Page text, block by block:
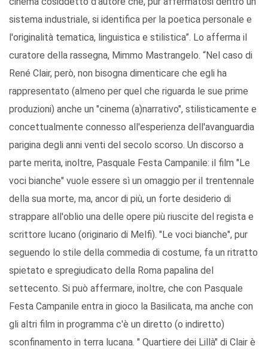
sistema industriale, si identifica per la poetica personale e
l'originalità tematica, linguistica e stilistica”. Lo afferma il
curatore della rassegna, Mimmo Mastrangelo. “Nel caso di
René Clair, però, non bisogna dimenticare che egli ha
rappresentato (almeno per quel che riguarda le sue prime
produzioni) anche un "cinema (a)narrativo", stilisticamente e
concettualmente connesso all'esperienza dell'avanguardia
parigina degli anni venti del secolo scorso. Un discorso a
parte merita, inoltre, Pasquale Festa Campanile: il film "Le
voci bianche" vuole essere sì un omaggio per il trentennale
della sua morte, ma, ancor di più, un forte desiderio di
strappare all'oblio una delle opere più riuscite del regista e
scrittore lucano (originario di Melfi). "Le voci bianche", pur
seguendo lo stile della commedia di costume, fa un ritratto
spietato e spregiudicato della Roma papalina del
settecento. Si può affermare, inoltre, che con Pasquale
Festa Campanile entra in gioco la Basilicata, ma anche con
gli altri film in programma c'è un diretto (o indiretto)
sconfinamento in terra lucana. " Quartiere dei Lillà" di Clair è